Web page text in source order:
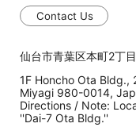
Contact Us
仙台市青葉区本町2丁
1F Honcho Ota Bldg.,
Miyagi 980-0014,
Directions / Note:
''Dai-7 Ota Bldg.''